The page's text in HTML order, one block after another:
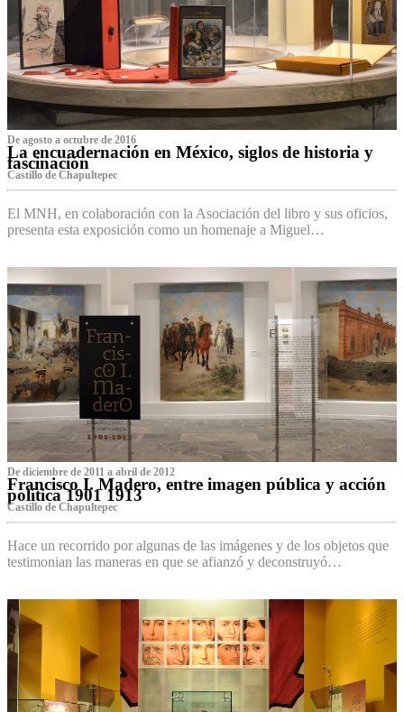
De agosto a octubre de 2016
La encuadernación en México, siglos de historia y
fascinación
Castillo de Chapultepec
El MNH, en colaboración con la Asociación del libro y sus oficios,
presenta esta exposición como un homenaje a Miguel…
De diciembre de 2011 a abril de 2012
Francisco I. Madero, entre imagen pública y acción
política 1901 1913
Castillo de Chapultepec
Hace un recorrido por algunas de las imágenes y de los objetos que
testimonian las maneras en que se afianzó y deconstruyó…